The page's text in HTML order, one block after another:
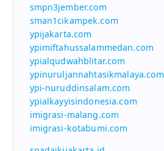
smpn3jember.com
sman1cikampek.com
ypijakarta.com
ypimiftahussalammedan.com
ypialqudwahblitar.com
ypinuruljannahtasikmalaya.com
ypi-nuruddinsalam.com
ypialkayyisindonesia.com
imigrasi-malang.com
imigrasi-kotabumi.com